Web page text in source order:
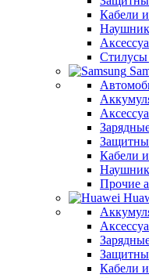
Кабели
Стилусы
Кабели
Прочие
Кабели